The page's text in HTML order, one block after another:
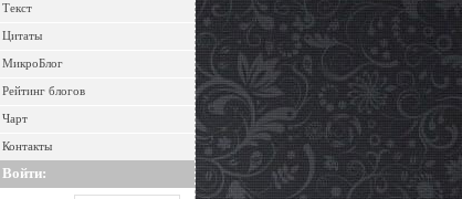
Текст
Цитаты
МикроБлог
Рейтинг блогов
Чарт
Контакты
Войти: